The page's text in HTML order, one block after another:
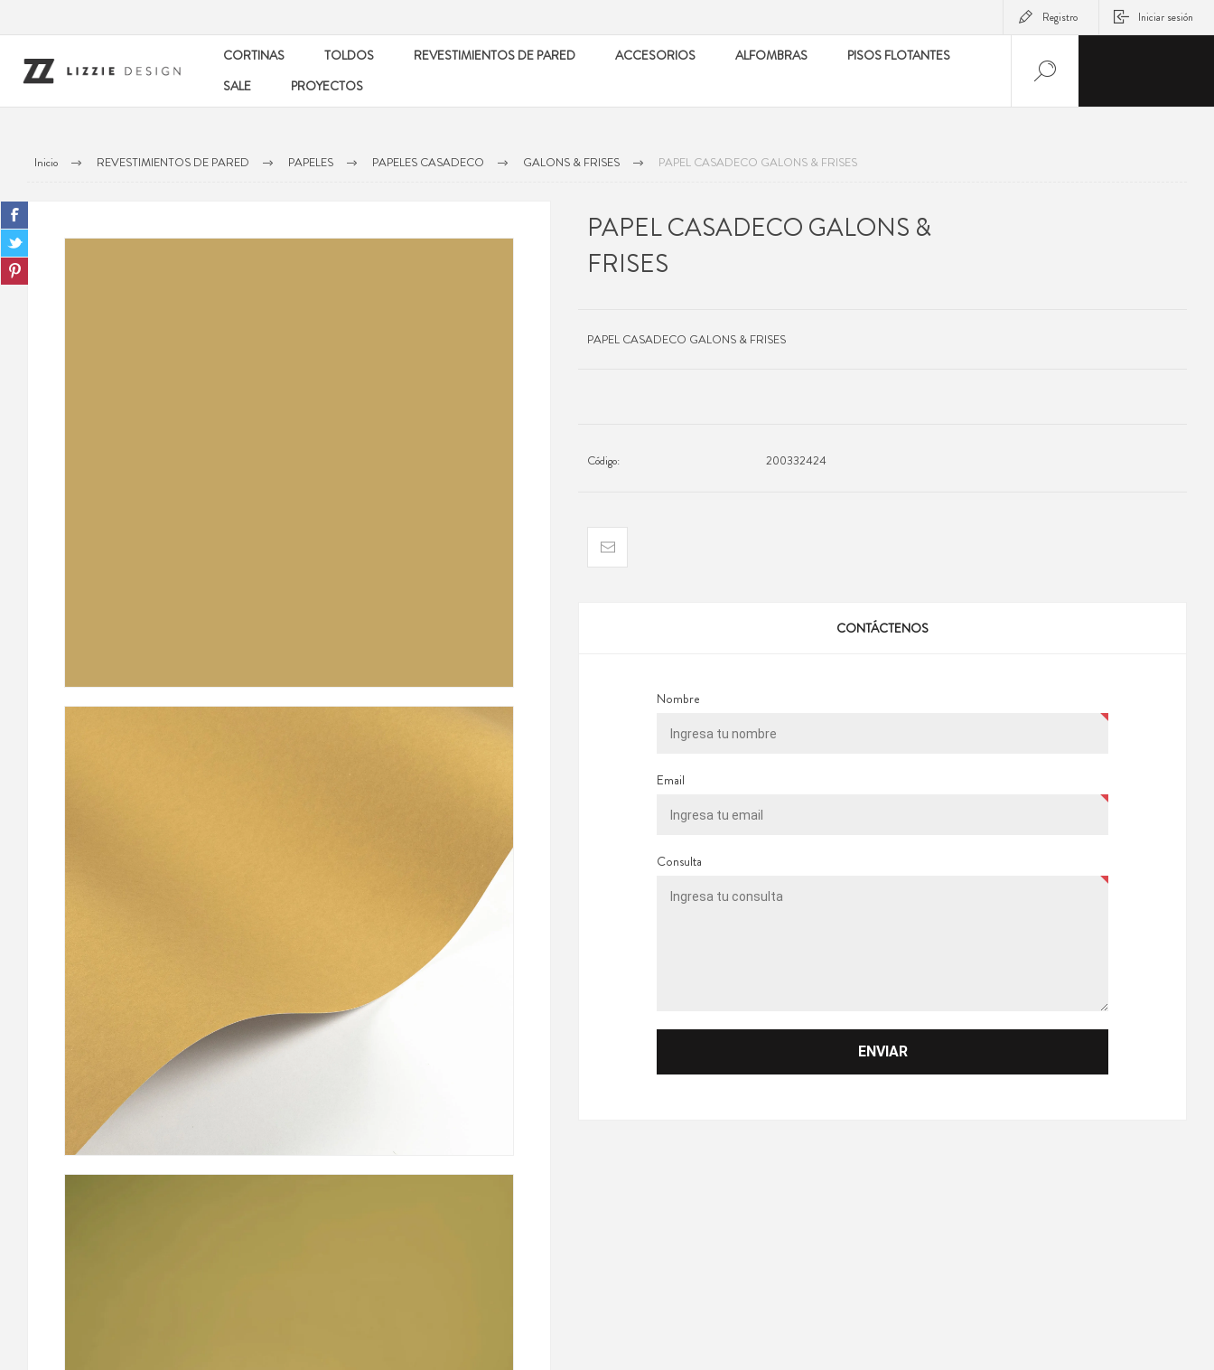
Registro Iniciar sesión
CORTINAS TOLDOS REVESTIMIENTOS DE PARED ACCESORIOS ALFOMBRAS
PISOS FLOTANTES
SALE
PROYECTOS
Inicio REVESTIMIENTOS DE PARED PAPELES PAPELES CASADECO GALONS & FRISES PAPEL CASADECO GALONS & FRISES
PAPEL CASADECO GALONS &
FRISES
PAPEL CASADECO GALONS & FRISES
Código: 200332424
CONTÁCTENOS
Nombre
Email
Consulta